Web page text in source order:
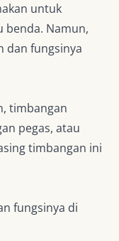
untuk
benda. Namun,
dan fungsinya
timbangan
pegas, atau
timbangan ini
fungsinya di